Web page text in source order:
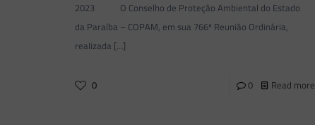
2023 O Conselho de Proteção Ambiental do Estado
da Paraíba – COPAM, em sua 766ª Reunião Ordinária,
realizada […]
0 0 Read more